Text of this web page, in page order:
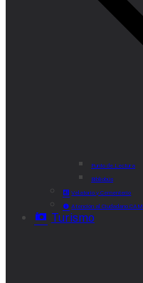
Punto de Lectura
Bibliobús
Velatorio y Cementerio
Atención al Ciudadano CAM
Turismo